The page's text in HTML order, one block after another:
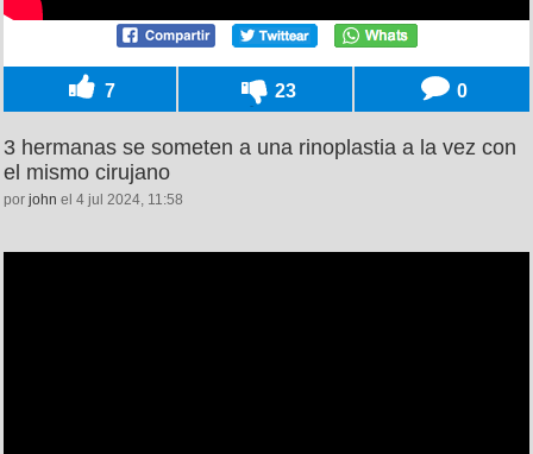
7 23 0
3 hermanas se someten a una rinoplastia a la vez con
el mismo cirujano
por john el 4 jul 2024, 11:58